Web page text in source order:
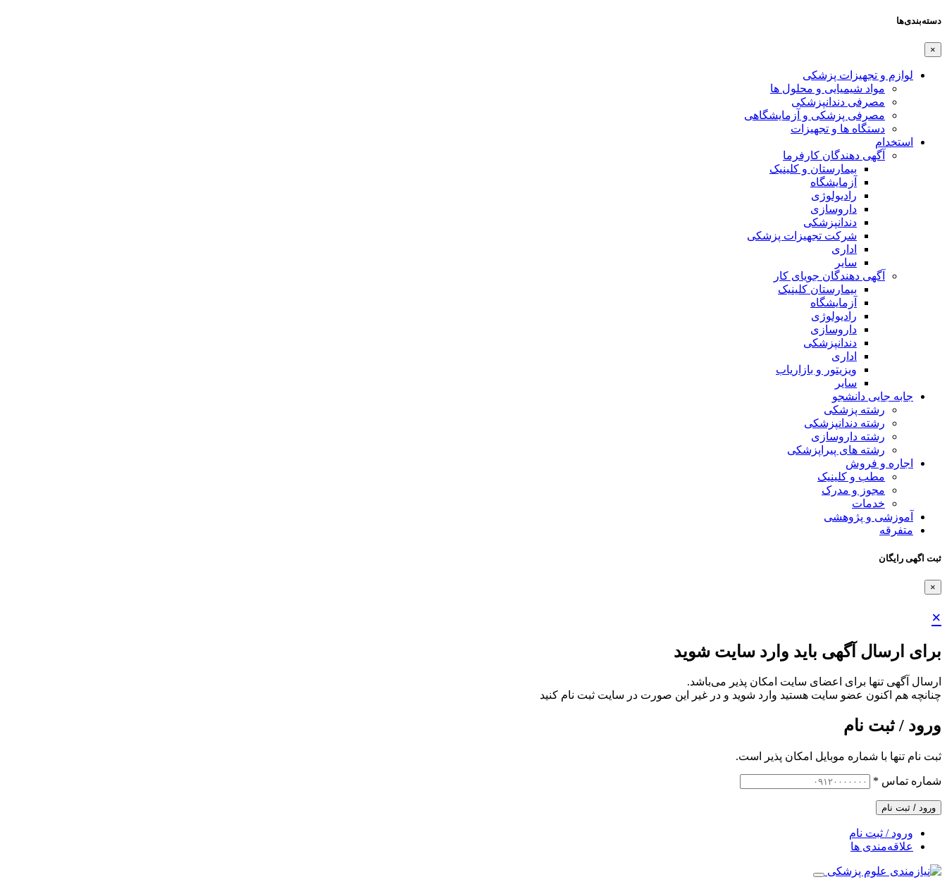
دسته‌بندی‌ها
×
لوازم و تجهیزات پزشکی
مواد شیمیایی و محلول ها
مصرفی دندانپزشکی
مصرفی پزشکی و آزمایشگاهی
دستگاه ها و تجهیزات
استخدام
آگهی دهندگان کارفرما
بیمارستان و کلینیک
آزمایشگاه
رادیولوژی
داروسازی
دندانپزشکی
شرکت تجهیزات پزشکی
اداری
سایر
آگهی دهندگان جویای کار
بیمارستان کلینیک
آزمایشگاه
رادیولوژی
داروسازی
دندانپزشکی
اداری
ویزیتور و بازاریاب
سایر
جابه جایی دانشجو
رشته پزشکی
رشته دندانپزشکی
رشته داروسازی
رشته های پیراپزشکی
اجاره و فروش
مطب و کلینیک
مجوز و مدرک
خدمات
آموزشی و پژوهشی
متفرقه
ثبت اگهی رایگان
×
×
برای ارسال آگهی باید وارد سایت شوید
ارسال آگهی تنها برای اعضای سایت امکان پذیر می‌باشد.
چنانچه هم‌ اکنون عضو سایت هستید وارد شوید و در غیر این صورت در سایت ثبت نام کنید
ورود / ثبت نام
ثبت نام تنها با شماره موبایل امکان پذیر است.
شماره تماس *
ورود / ثبت نام
ورود / ثبت نام
علاقه‌مندی ها